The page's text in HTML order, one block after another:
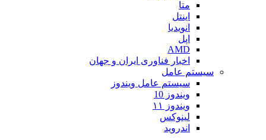
متا
اینتل
انویدیا
اپل
AMD
اخبار فناوری ایران و جهان
سیستم عامل
سیستم عامل ویندوز
ویندوز 10
ویندوز ۱۱
لینوکس
اندروید